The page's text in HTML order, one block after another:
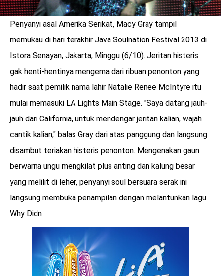
menarik
Penyanyi asal Amerika Serikat, Macy Gray tampil
memukau di hari terakhir Java Soulnation Festival 2013 di
Istora Senayan, Jakarta, Minggu (6/10). Jeritan histeris
gak henti-hentinya mengema dari ribuan penonton yang
hadir saat pemilik nama lahir Natalie Renee McIntyre itu
mulai memasuki LA Lights Main Stage. "Saya datang jauh-
jauh dari California, untuk mendengar jeritan kalian, wajah
cantik kalian," balas Gray dari atas panggung dan langsung
disambut teriakan histeris penonton. Mengenakan gaun
berwarna ungu mengkilat plus anting dan kalung besar
yang melilit di leher, penyanyi soul bersuara serak ini
langsung membuka penampilan dengan melantunkan lagu
Why Didn